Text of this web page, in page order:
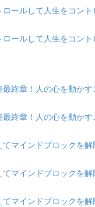
ールして人生をコン
ールして人生をコン
終章！人の心を動か
終章！人の心を動か
マインドブロックを
マインドブロックを
マインドブロックを